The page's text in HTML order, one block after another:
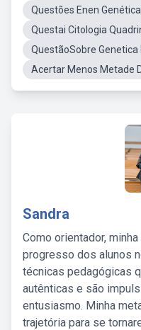
Questões Enen Genética
Questai Citologia
QuestãoSobre Genetica
Acertar Menos Metade
Sandra
Como orientador,
progresso dos alunos
técnicas pedagógicas
autênticas e são
entusiasmo. Minha
trajetória para se